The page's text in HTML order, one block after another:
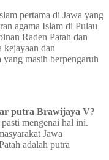
pertama di Jawa yang
agama Islam di Pulau
Raden Patah dan
kejayaan dan
masih berpengaruh
putra Brawijaya V?
mengenai hal ini.
Jawa
adalah putra